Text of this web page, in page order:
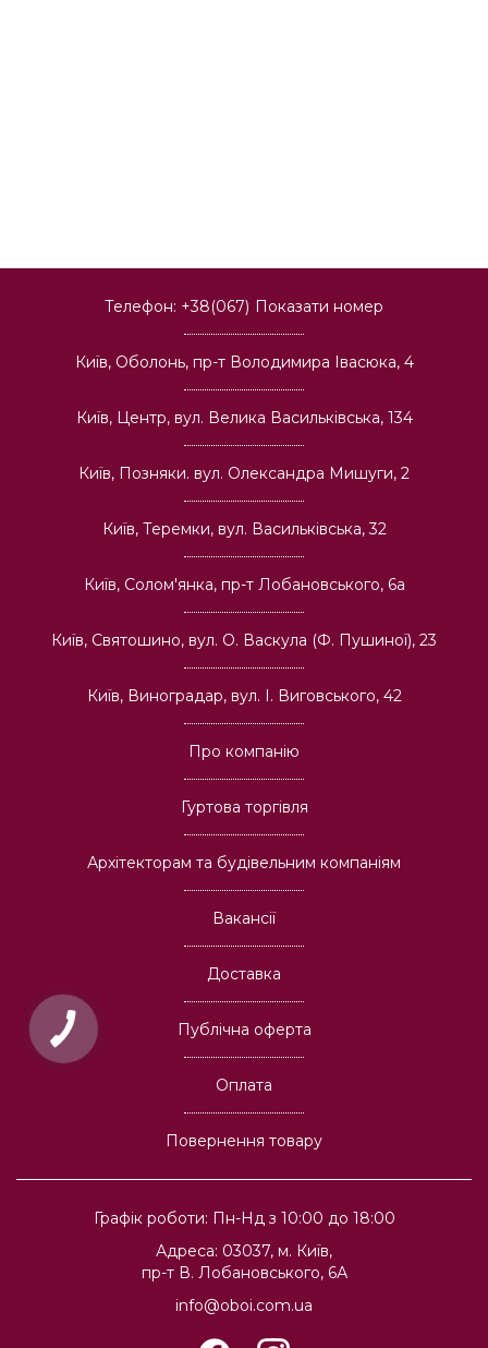
Телефон: +38(067) Показати номер
Київ, Оболонь, пр-т Володимира Івасюка, 4
Київ, Центр, вул. Велика Васильківська, 134
Київ, Позняки. вул. Олександра Мишуги, 2
Київ, Теремки, вул. Васильківська, 32
Київ, Солом'янка, пр-т Лобановського, 6а
Київ, Святошино, вул. О. Васкула (Ф. Пушиної), 23
Київ, Виноградар, вул. І. Виговського, 42
Графік роботи: Пн-Нд з 10:00 до 18:00
Адреса: 03037, м. Київ,
пр-т В. Лобановського, 6А
info@oboi.com.ua
Про компанію
Гуртова торгівля
Архітекторам та будівельним компаніям
Вакансії
Доставка
Публічна оферта
Оплата
Повернення товару